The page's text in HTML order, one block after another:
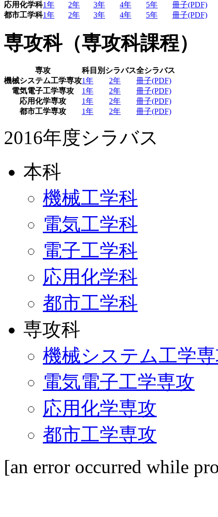
応用化学科1年 2年 3年 4年 5年
冊子(PDF)
都市工学科1年 2年 3年 4年 5年 冊子(PDF)
専攻科（専攻科課程）
専攻 科目別シラバス全シラバス
機械システム工学専攻1年 2年
冊子(PDF)
電気電子工学専攻
1年 2年
冊子(PDF)
応用化学専攻
1年 2年
冊子(PDF)
都市工学専攻
1年 2年 冊子(PDF)
2016年度シラバス
本科
機械工学科
電気工学科
電子工学科
応用化学科
都市工学科
専攻科
機械システム工学
電気電子工学専攻
応用化学専攻
都市工学専攻
[an error occurred while